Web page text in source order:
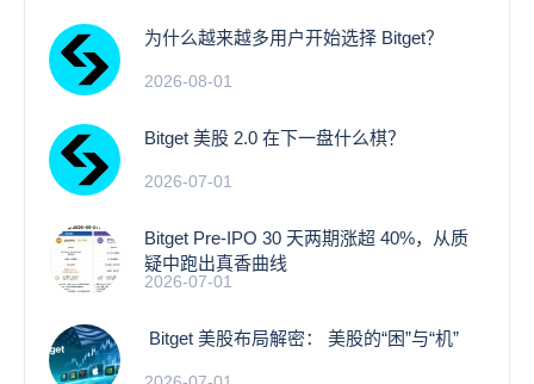
为什么越来越多用户开始选择 Bitget？
2026-08-01
Bitget 美股 2.0 在下一盘什么棋？
2026-07-01
Bitget Pre-IPO 30 天两期涨超 40%，从质
疑中跑出真香曲线
2026-07-01
Bitget 美股布局解密： 美股的“困”与“机”